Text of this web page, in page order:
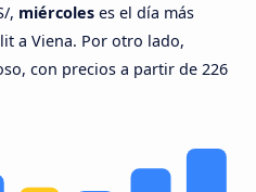
, miércoles es el día más
a Viena. Por otro lado,
con precios a partir de 226